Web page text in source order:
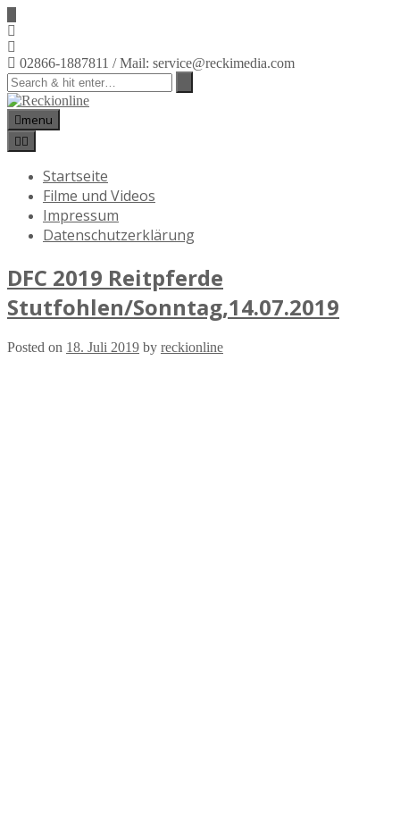
02866-1887811 / Mail: service@reckimedia.com
menu
Startseite
Filme und Videos
Impressum
Datenschutzerklärung
DFC 2019 Reitpferde
Stutfohlen/Sonntag,14.07.2019
Posted on 18. Juli 2019 by reckionline